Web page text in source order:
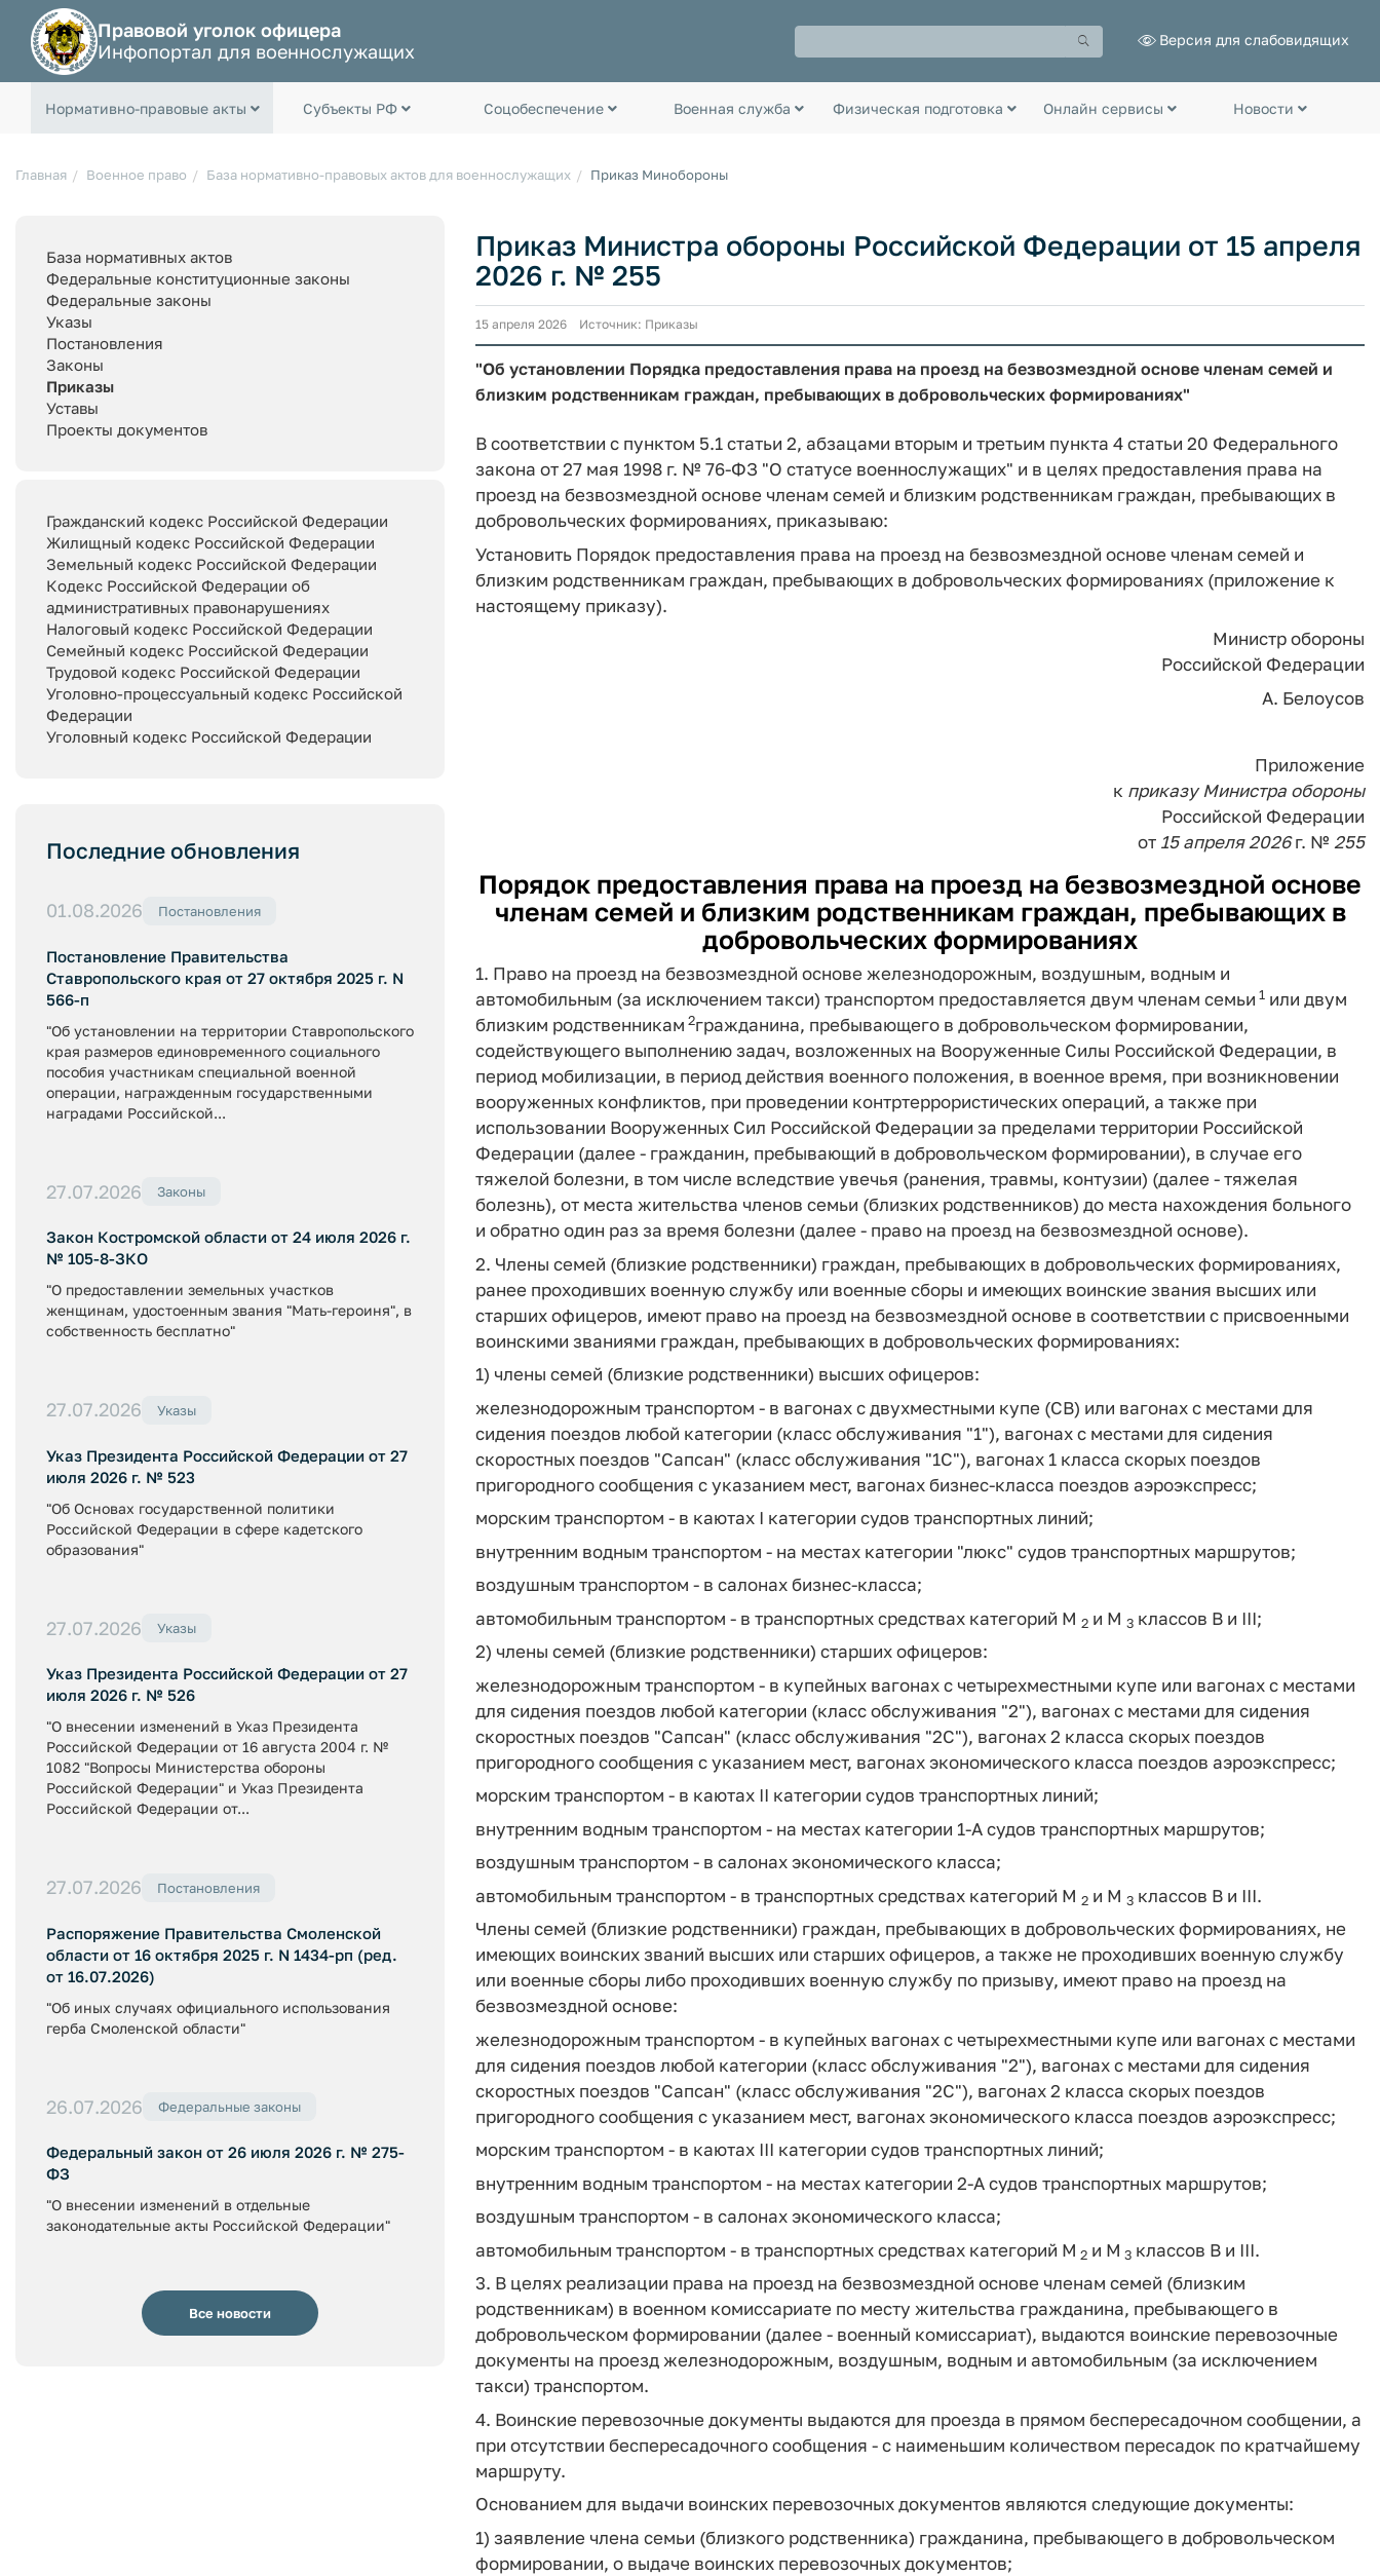
Правовой уголок офицера
Инфопортал для военнослужащих
Версия для слабовидящих
Нормативно-правовые акты Субъекты РФ Соцобеспечение Военная служба Физическая подготовка Онлайн сервисы Новости
Главная Военное право База нормативно-правовых актов для военнослужащих Приказ Минобороны
База нормативных актов
Федеральные конституционные законы
Федеральные законы
Указы
Постановления
Законы
Приказы
Уставы
Проекты документов
Гражданский кодекс Российской Федерации
Жилищный кодекс Российской Федерации
Земельный кодекс Российской Федерации
Кодекс Российской Федерации об
административных правонарушениях
Налоговый кодекс Российской Федерации
Семейный кодекс Российской Федерации
Трудовой кодекс Российской Федерации
Уголовно-процессуальный кодекс Российской
Федерации
Уголовный кодекс Российской Федерации
Последние обновления
01.08.2026 Постановления
Постановление Правительства
Ставропольского края от 27 октября 2025 г. N
566-п
"Об установлении на территории Ставропольского
края размеров единовременного социального
пособия участникам специальной военной
операции, награжденным государственными
наградами Российской...
27.07.2026 Законы
Закон Костромской области от 24 июля 2026 г.
№ 105-8-ЗКО
"О предоставлении земельных участков
женщинам, удостоенным звания "Мать-героиня", в
собственность бесплатно"
27.07.2026 Указы
Указ Президента Российской Федерации от 27
июля 2026 г. № 523
"Об Основах государственной политики
Российской Федерации в сфере кадетского
образования"
27.07.2026 Указы
Указ Президента Российской Федерации от 27
июля 2026 г. № 526
"О внесении изменений в Указ Президента
Российской Федерации от 16 августа 2004 г. №
1082 "Вопросы Министерства обороны
Российской Федерации" и Указ Президента
Российской Федерации от...
27.07.2026 Постановления
Распоряжение Правительства Смоленской
области от 16 октября 2025 г. N 1434-рп (ред.
от 16.07.2026)
"Об иных случаях официального использования
герба Смоленской области"
26.07.2026 Федеральные законы
Федеральный закон от 26 июля 2026 г. № 275-
ФЗ
"О внесении изменений в отдельные
законодательные акты Российской Федерации"
Все новости
Приказ Министра обороны Российской Федерации от 15 апреля
2026 г. № 255
15 апреля 2026 Источник: Приказы
"Об установлении Порядка предоставления права на проезд на безвозмездной основе членам семей и
близким родственникам граждан, пребывающих в добровольческих формированиях"
В соответствии с пунктом 5.1 статьи 2, абзацами вторым и третьим пункта 4 статьи 20 Федерального
закона от 27 мая 1998 г. № 76-ФЗ "О статусе военнослужащих" и в целях предоставления права на
проезд на безвозмездной основе членам семей и близким родственникам граждан, пребывающих в
добровольческих формированиях, приказываю:
Установить Порядок предоставления права на проезд на безвозмездной основе членам семей и
близким родственникам граждан, пребывающих в добровольческих формированиях (приложение к
настоящему приказу).
Министр обороны
Российской Федерации
А. Белоусов
Приложение
к приказу Министра обороны
Российской Федерации
от 15 апреля 2026г. № 255
Порядок предоставления права на проезд на безвозмездной основе
членам семей и близким родственникам граждан, пребывающих в
добровольческих формированиях
1. Право на проезд на безвозмездной основе железнодорожным, воздушным, водным и
автомобильным (за исключением такси) транспортом предоставляется двум членам семьи 1 или двум
близким родственникам 2гражданина, пребывающего в добровольческом формировании,
содействующего выполнению задач, возложенных на Вооруженные Силы Российской Федерации, в
период мобилизации, в период действия военного положения, в военное время, при возникновении
вооруженных конфликтов, при проведении контртеррористических операций, а также при
использовании Вооруженных Сил Российской Федерации за пределами территории Российской
Федерации (далее - гражданин, пребывающий в добровольческом формировании), в случае его
тяжелой болезни, в том числе вследствие увечья (ранения, травмы, контузии) (далее - тяжелая
болезнь), от места жительства членов семьи (близких родственников) до места нахождения больного
и обратно один раз за время болезни (далее - право на проезд на безвозмездной основе).
2. Члены семей (близкие родственники) граждан, пребывающих в добровольческих формированиях,
ранее проходивших военную службу или военные сборы и имеющих воинские звания высших или
старших офицеров, имеют право на проезд на безвозмездной основе в соответствии с присвоенными
воинскими званиями граждан, пребывающих в добровольческих формированиях:
1) члены семей (близкие родственники) высших офицеров:
железнодорожным транспортом - в вагонах с двухместными купе (СВ) или вагонах с местами для
сидения поездов любой категории (класс обслуживания "1"), вагонах с местами для сидения
скоростных поездов "Сапсан" (класс обслуживания "1С"), вагонах 1 класса скорых поездов
пригородного сообщения с указанием мест, вагонах бизнес-класса поездов аэроэкспресс;
морским транспортом - в каютах I категории судов транспортных линий;
внутренним водным транспортом - на местах категории "люкс" судов транспортных маршрутов;
воздушным транспортом - в салонах бизнес-класса;
автомобильным транспортом - в транспортных средствах категорий М 2 и М 3 классов В и III;
2) члены семей (близкие родственники) старших офицеров:
железнодорожным транспортом - в купейных вагонах с четырехместными купе или вагонах с местами
для сидения поездов любой категории (класс обслуживания "2"), вагонах с местами для сидения
скоростных поездов "Сапсан" (класс обслуживания "2С"), вагонах 2 класса скорых поездов
пригородного сообщения с указанием мест, вагонах экономического класса поездов аэроэкспресс;
морским транспортом - в каютах II категории судов транспортных линий;
внутренним водным транспортом - на местах категории 1-А судов транспортных маршрутов;
воздушным транспортом - в салонах экономического класса;
автомобильным транспортом - в транспортных средствах категорий М 2 и М 3 классов В и III.
Члены семей (близкие родственники) граждан, пребывающих в добровольческих формированиях, не
имеющих воинских званий высших или старших офицеров, а также не проходивших военную службу
или военные сборы либо проходивших военную службу по призыву, имеют право на проезд на
безвозмездной основе:
железнодорожным транспортом - в купейных вагонах с четырехместными купе или вагонах с местами
для сидения поездов любой категории (класс обслуживания "2"), вагонах с местами для сидения
скоростных поездов "Сапсан" (класс обслуживания "2С"), вагонах 2 класса скорых поездов
пригородного сообщения с указанием мест, вагонах экономического класса поездов аэроэкспресс;
морским транспортом - в каютах III категории судов транспортных линий;
внутренним водным транспортом - на местах категории 2-А судов транспортных маршрутов;
воздушным транспортом - в салонах экономического класса;
автомобильным транспортом - в транспортных средствах категорий М 2 и М 3 классов В и III.
3. В целях реализации права на проезд на безвозмездной основе членам семей (близким
родственникам) в военном комиссариате по месту жительства гражданина, пребывающего в
добровольческом формировании (далее - военный комиссариат), выдаются воинские перевозочные
документы на проезд железнодорожным, воздушным, водным и автомобильным (за исключением
такси) транспортом.
4. Воинские перевозочные документы выдаются для проезда в прямом беспересадочном сообщении, а
при отсутствии беспересадочного сообщения - с наименьшим количеством пересадок по кратчайшему
маршруту.
Основанием для выдачи воинских перевозочных документов являются следующие документы:
1) заявление члена семьи (близкого родственника) гражданина, пребывающего в добровольческом
формировании, о выдаче воинских перевозочных документов;